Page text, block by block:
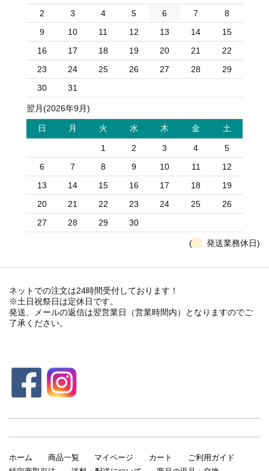
2
3 4 5 6 7
8
9
10 11 12 13 14
15
16
17 18 19 20 21
22
23
24 25 26 27 28
29
30
31
翌月(2026年9月)
日 月 火 水 木 金 土
1 2 3 4
5
6
7 8 9 10 11
12
13
14 15 16 17 18
19
20
21 22 23 24 25
26
27
28 29 30
( 発送業務休日)
ネットでの注文は24時間受付しております！
※土日祝祭日は定休日です。
発送、メールの返信は翌営業日（営業時間内）となりますのでご
了承ください。
ホーム 商品一覧 マイページ カート
ご利用ガイド